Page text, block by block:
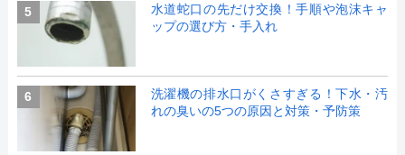
5
水道蛇口の先だけ交換！手順や泡沫キャ
ップの選び方・手入れ
6
洗濯機の排水口がくさすぎる！下水・汚
れの臭いの5つの原因と対策・予防策